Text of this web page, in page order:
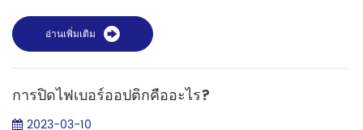
ความปลอดภัยและป...
อ่านเพิ่มเติม
การปิดไฟเบอร์ออปติกคืออะไร?
2023-03-10